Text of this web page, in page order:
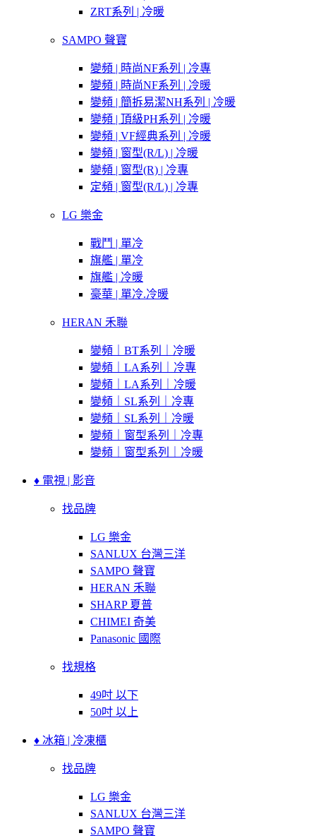
ZRT系列 | 冷暖
SAMPO 聲寶
變頻 | 時尚NF系列 | 冷專
變頻 | 時尚NF系列 | 冷暖
變頻 | 簡拆易潔NH系列 | 冷暖
變頻 | 頂級PH系列 | 冷暖
變頻 | VF經典系列 | 冷暖
變頻 | 窗型(R/L) | 冷暖
變頻 | 窗型(R) | 冷專
定頻 | 窗型(R/L) | 冷專
LG 樂金
戰鬥 | 單冷
旗艦 | 單冷
旗艦 | 冷暖
豪華 | 單冷.冷暖
HERAN 禾聯
變頻｜BT系列｜冷暖
變頻｜LA系列｜冷專
變頻｜LA系列｜冷暖
變頻｜SL系列｜冷專
變頻｜SL系列｜冷暖
變頻｜窗型系列｜冷專
變頻｜窗型系列｜冷暖
♦ 電視 | 影音
找品牌
LG 樂金
SANLUX 台灣三洋
SAMPO 聲寶
HERAN 禾聯
SHARP 夏普
CHIMEI 奇美
Panasonic 國際
找規格
49吋 以下
50吋 以上
♦ 冰箱 | 冷凍櫃
找品牌
LG 樂金
SANLUX 台灣三洋
SAMPO 聲寶